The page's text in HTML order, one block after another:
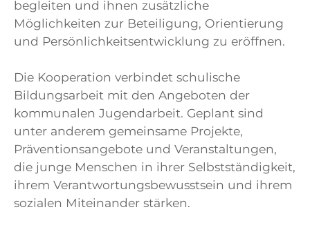
begleiten und ihnen zusätzliche
Möglichkeiten zur Beteiligung, Orientierung
und Persönlichkeitsentwicklung zu eröffnen.
Die Kooperation verbindet schulische
Bildungsarbeit mit den Angeboten der
kommunalen Jugendarbeit. Geplant sind
unter anderem gemeinsame Projekte,
Präventionsangebote und Veranstaltungen,
die junge Menschen in ihrer Selbstständigkeit,
ihrem Verantwortungsbewusstsein und ihrem
sozialen Miteinander stärken.